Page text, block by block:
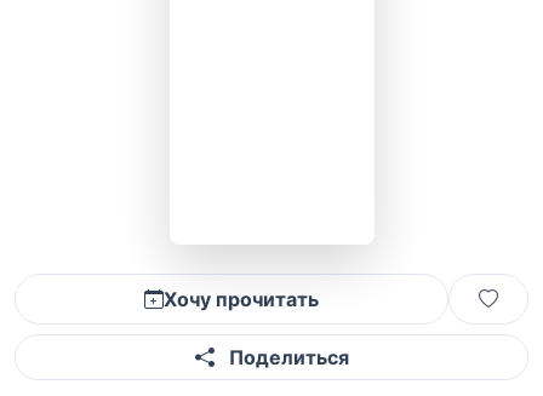
Хочу прочитать
Поделиться